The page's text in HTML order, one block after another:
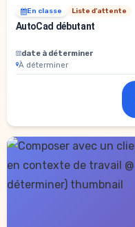
En classe Liste d'attente
AutoCad débutant
date à déterminer
À déterminer